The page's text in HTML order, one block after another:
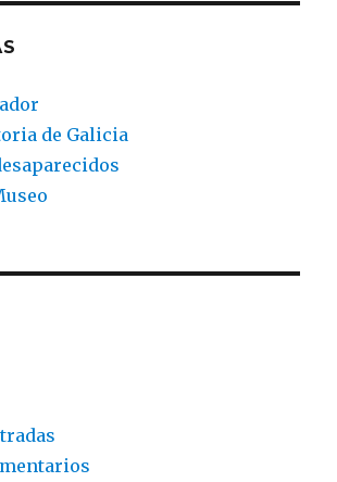
de Galicia